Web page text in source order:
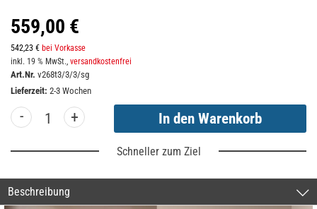
559,00 €
542,23 € bei Vorkasse
inkl. 19 % MwSt., versandkostenfrei
Art.Nr. v268t3/3/3/sg
Lieferzeit: 2-3 Wochen
- +
Schneller zum Ziel
Beschreibung